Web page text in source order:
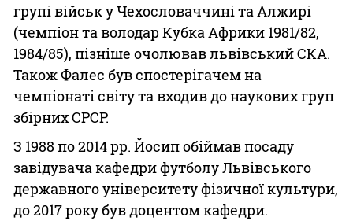
групі військ у Чехословаччині та Алжирі
(чемпіон та володар Кубка Африки 1981/82,
1984/85), пізніше очолював львівський СКА.
Також Фалес був спостерігачем на
чемпіонаті світу та входив до наукових груп
збірних СРСР.
З 1988 по 2014 рр. Йосип обіймав посаду
завідувача кафедри футболу Львівського
державного університету фізичної культури,
до 2017 року був доцентом кафедри.